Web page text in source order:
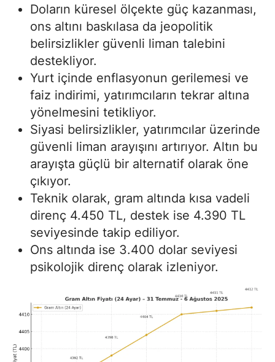
Doların küresel ölçekte güç kazanması,
ons altını baskılasa da jeopolitik
belirsizlikler güvenli liman talebini
destekliyor.
Yurt içinde enflasyonun gerilemesi ve
faiz indirimi, yatırımcıların tekrar altına
yönelmesini tetikliyor.
Siyasi belirsizlikler, yatırımcılar üzerinde
güvenli liman arayışını artırıyor. Altın bu
arayışta güçlü bir alternatif olarak öne
çıkıyor.
Teknik olarak, gram altında kısa vadeli
direnç 4.450 TL, destek ise 4.390 TL
seviyesinde takip ediliyor.
Ons altında ise 3.400 dolar seviyesi
psikolojik direnç olarak izleniyor.